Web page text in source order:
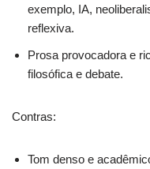
exemplo, IA,
reflexiva.
Prosa provocadora e
filosófica e debate.
Contras:
Tom denso e